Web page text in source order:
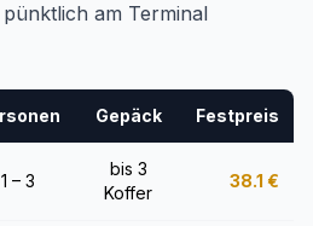
am Terminal
Gepäck Festpreis
1 – 3
bis 3
Koffer
38.1 €